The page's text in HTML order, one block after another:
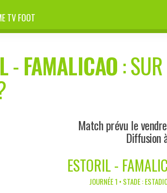
TV FOOT
-FAMALICAO:
Match prévu le
Diffusion
ESTORIL -
JOURNÉE 1 • STADE :